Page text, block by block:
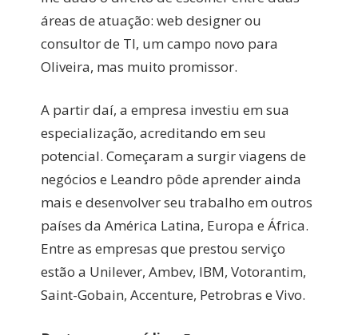
áreas de atuação: web designer ou
consultor de TI, um campo novo para
Oliveira, mas muito promissor.
A partir daí, a empresa investiu em sua
especialização, acreditando em seu
potencial. Começaram a surgir viagens de
negócios e Leandro pôde aprender ainda
mais e desenvolver seu trabalho em outros
países da América Latina, Europa e África.
Entre as empresas que prestou serviço
estão a Unilever, Ambev, IBM, Votorantim,
Saint-Gobain, Accenture, Petrobras e Vivo.